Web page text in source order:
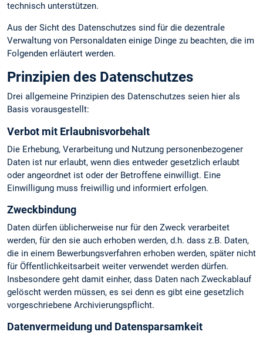
technisch unterstützen.
Aus der Sicht des Datenschutzes sind für die dezentrale
Verwaltung von Personaldaten einige Dinge zu beachten, die im
Folgenden erläutert werden.
Prinzipien des Datenschutzes
Drei allgemeine Prinzipien des Datenschutzes seien hier als
Basis vorausgestellt:
Verbot mit Erlaubnisvorbehalt
Die Erhebung, Verarbeitung und Nutzung personenbezogener
Daten ist nur erlaubt, wenn dies entweder gesetzlich erlaubt
oder angeordnet ist oder der Betroffene einwilligt. Eine
Einwilligung muss freiwillig und informiert erfolgen.
Zweckbindung
Daten dürfen üblicherweise nur für den Zweck verarbeitet
werden, für den sie auch erhoben werden, d.h. dass z.B. Daten,
die in einem Bewerbungsverfahren erhoben werden, später nicht
für Öffentlichkeitsarbeit weiter verwendet werden dürfen.
Insbesondere geht damit einher, dass Daten nach Zweckablauf
gelöscht werden müssen, es sei denn es gibt eine gesetzlich
vorgeschriebene Archivierungspflicht.
Datenvermeidung und Datensparsamkeit